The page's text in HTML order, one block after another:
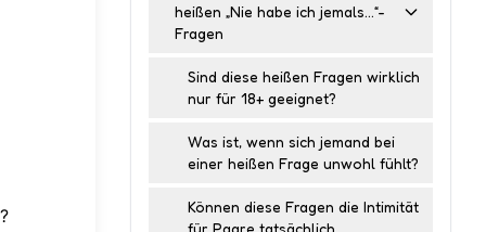
heißen „Nie habe ich jemals…“-
Fragen
Sind diese heißen Fragen wirklich
nur für 18+ geeignet?
Was ist, wenn sich jemand bei
einer heißen Frage unwohl fühlt?
Können diese Fragen die Intimität
für Paare tatsächlich